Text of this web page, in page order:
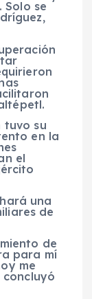
se
tuvo su
en la
el
una
de
de
para mí
me
concluyó